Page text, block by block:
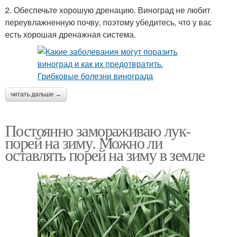
2. Обеспечьте хорошую дренацию. Виноград не любит
переувлажненную почву, поэтому убедитесь, что у вас
есть хорошая дренажная система.
читать дальше →
Постоянно замораживаю лук-
порей на зиму. Можно ли
оставлять порей на зиму в земле